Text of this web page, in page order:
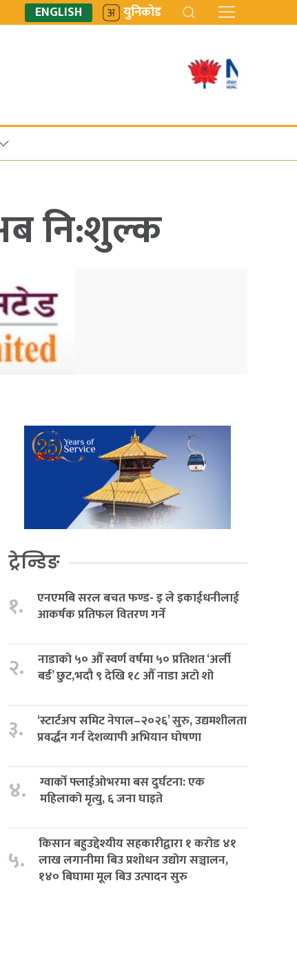
ENGLISH युनिकोड
नि:शुल्क
ट्रेन्डिङ
१.
एनएमबि सरल बचत फण्ड- इ ले इकाईधनीलाई
आकर्षक प्रतिफल वितरण गर्ने
२.
नाडाको ५० औँ स्वर्ण वर्षमा ५० प्रतिशत ‘अर्ली
बर्ड’ छुट,भदौ ९ देखि १८ औँ नाडा अटो शो
३.
‘स्टार्टअप समिट नेपाल–२०२६’ सुरु, उद्यमशीलता
प्रवर्द्धन गर्न देशव्यापी अभियान घोषणा
४.
ग्वार्को फ्लाईओभरमा बस दुर्घटना: एक
महिलाको मृत्यु, ६ जना घाइते
५.
किसान बहुउद्देश्यीय सहकारीद्वारा १ करोड ४१
लाख लगानीमा बिउ प्रशोधन उद्योग सञ्चालन,
१४० बिघामा मूल बिउ उत्पादन सुरु